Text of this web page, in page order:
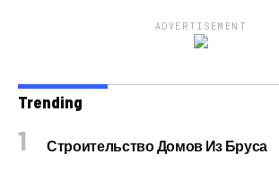
ADVERTISEMENT
Trending
Строительство Домов Из Бруса